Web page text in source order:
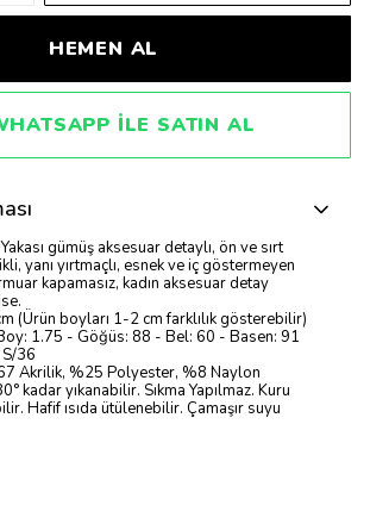
HEMEN AL
ILE SATIN AL
Yakası gümüş aksesuar detaylı, ön ve sırt
yanı yırtmaçlı, esnek ve iç göstermeyen
kapamasız, kadın aksesuar detay
(Ürün boyları 1-2 cm farklılık gösterebilir)
1.75 - Göğüs: 88 - Bel: 60 - Basen: 91
S/36
Akrilik, %25 Polyester, %8 Naylon
kadar yıkanabilir. Sıkma Yapılmaz. Kuru
Hafif ısıda ütülenebilir. Çamaşır suyu